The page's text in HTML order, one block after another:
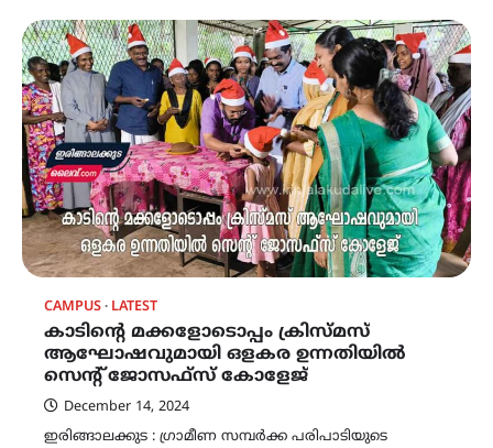
CAMPUS LATEST
കാടിൻ്റെ മക്കളോടൊപ്പം ക്രിസ്മസ്
ആഘോഷവുമായി ഒളകര ഉന്നതിയിൽ
സെന്റ് ജോസഫ്സ് കോളേജ്
December 14, 2024
ഇരിങ്ങാലക്കുട : ഗ്രാമീണ സമ്പർക്ക പരിപാടിയുടെ